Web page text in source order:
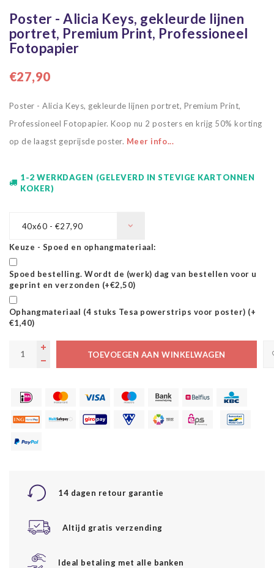
Poster - Alicia Keys, gekleurde lijnen
portret, Premium Print, Professioneel
Fotopapier
€27,90
Poster - Alicia Keys, gekleurde lijnen portret, Premium Print,
Professioneel Fotopapier. Koop nu 2 posters en krijg 50% korting
op de laagst geprijsde poster. Meer info...
1-2 WERKDAGEN (GELEVERD IN STEVIGE KARTONNEN
KOKER)
40x60 - €27,90
Keuze - Spoed en ophangmateriaal:
Spoed bestelling. Wordt de (werk) dag van bestellen voor u
geprint en verzonden (+€2,50)
Ophangmateriaal (4 stuks Tesa powerstrips voor poster) (+
€1,40)
TOEVOEGEN AAN WINKELWAGEN
14 dagen retour garantie
Altijd gratis verzending
Ideal betaling met alle banken